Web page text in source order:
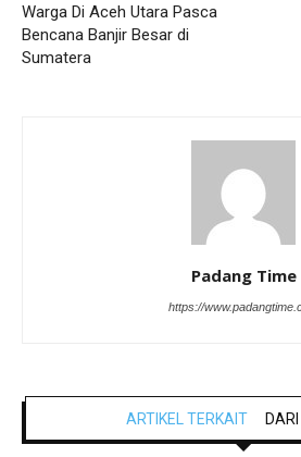
Warga Di Aceh Utara Pasca
Bencana Banjir Besar di
Sumatera
Padang Time
https://
ARTIKEL TERKAIT DARI